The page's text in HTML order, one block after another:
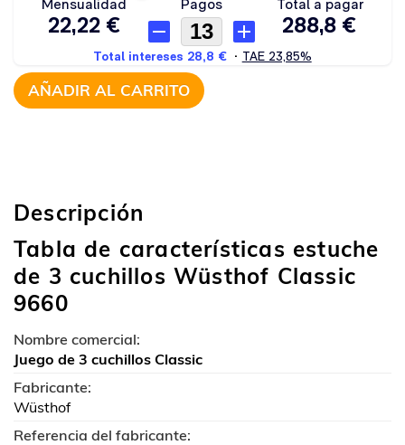
AÑADIR AL CARRITO
Descripción
Tabla de características estuche
de 3 cuchillos Wüsthof Classic
9660
Nombre comercial:
Juego de 3 cuchillos Classic
Fabricante:
Wüsthof
Referencia del fabricante: